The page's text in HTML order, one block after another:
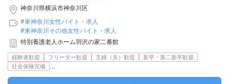
神奈川県横浜市神奈川区
#東神奈川女性バイト・求人
#東神奈川その他女性バイト・求人
特別養護老人ホーム羽沢の家二番館
経験者歓迎 フリーター歓迎 主婦（夫）歓迎
新卒・第二新卒歓迎
社会保険完備 ...